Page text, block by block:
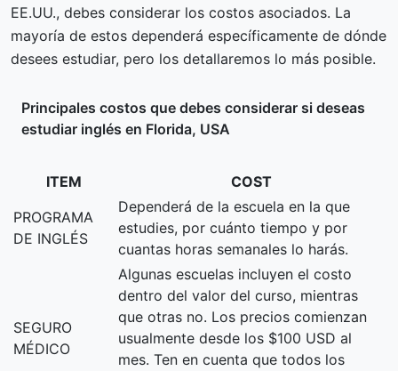
EE.UU., debes considerar los costos asociados. La
mayoría de estos dependerá específicamente de dónde
desees estudiar, pero los detallaremos lo más posible.
Principales costos que debes considerar si deseas
estudiar inglés en Florida, USA
ITEM
COST
PROGRAMA
DE INGLÉS
Dependerá de la escuela en la que
estudies, por cuánto tiempo y por
cuantas horas semanales lo harás.
SEGURO
MÉDICO
Algunas escuelas incluyen el costo
dentro del valor del curso, mientras
que otras no. Los precios comienzan
usualmente desde los $100 USD al
mes. Ten en cuenta que todos los